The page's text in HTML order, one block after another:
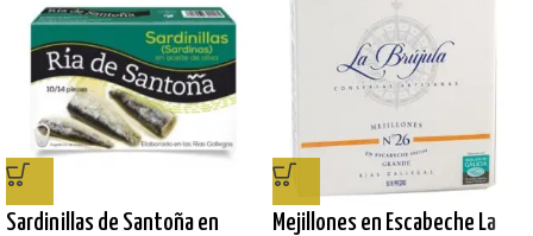
Sardinillas de Santoña en
Mejillones en Escabeche La